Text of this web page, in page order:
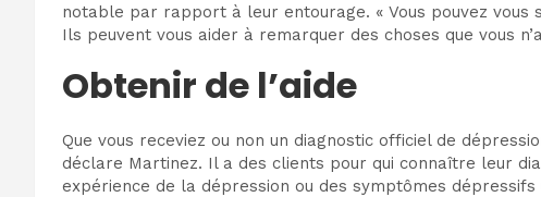
notable par rapport à leur entourage. « Vous pouvez
Ils peuvent vous aider à remarquer des choses que vous
Obtenir de l’aide
Que vous receviez ou non un diagnostic officiel de
déclare Martinez. Il a des clients pour qui connaître leur
expérience de la dépression ou des symptômes